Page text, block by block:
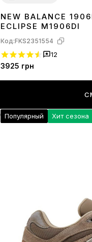
3637 3940414244 45
NEW BALANCE
ECLIPSE M1906DI
Код:FKS2351554
12
3925 грн
Популярный Хит сезона